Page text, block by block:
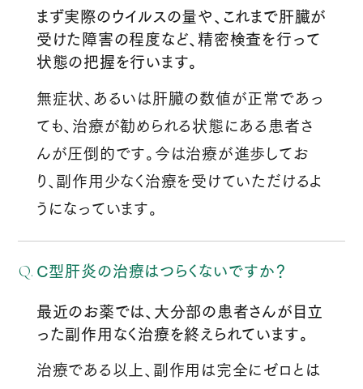
まず実際のウイルスの量や、これまで肝臓が
受けた障害の程度など、精密検査を行って
状態の把握を行います。
無症状、あるいは肝臓の数値が正常であっ
ても、治療が勧められる状態にある患者さ
んが圧倒的です。今は治療が進歩してお
り、副作用少なく治療を受けていただけるよ
うになっています。
C型肝炎の治療はつらくないですか？
最近のお薬では、大分部の患者さんが目立
った副作用なく治療を終えられています。
治療である以上、副作用は完全にゼロとは